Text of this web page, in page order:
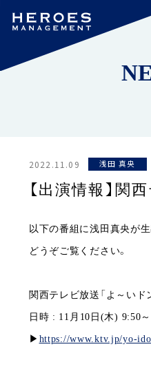
2022.11.09 浅田 真央
【出演情報】関
以下の番組に浅田真央が生
どうぞご覧ください。
関西テレビ放送「よ～いドン
日時 : 11月10日(木) 9:50
▶︎ https://www.ktv.jp/yo-